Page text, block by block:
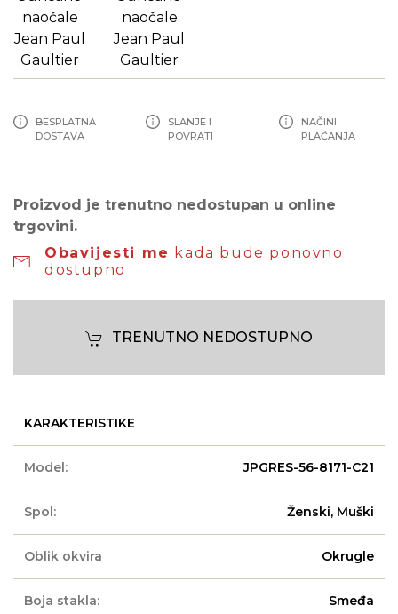
BESPLATNA
DOSTAVA
SLANJE I
POVRATI
NAČINI
PLAĆANJA
Proizvod je trenutno nedostupan u online
trgovini.
Obavijesti me kada bude ponovno
dostupno
TRENUTNO NEDOSTUPNO
KARAKTERISTIKE
Model: JPGRES-56-8171-C21
Spol: Ženski, Muški
Oblik okvira Okrugle
Boja stakla: Smeđa